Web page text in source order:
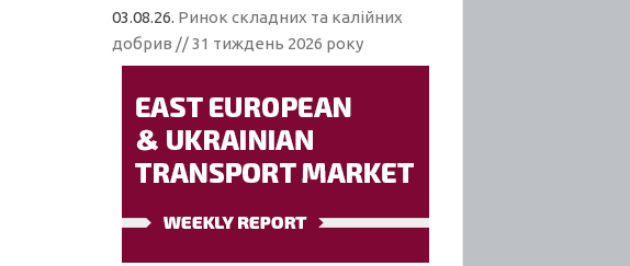
03.08.26. Ринок складних та калійних
добрив // 31 тиждень 2026 року